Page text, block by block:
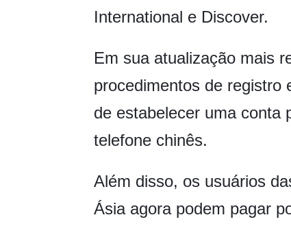
International e Discover.
Em sua atualização mais
procedimentos de registro
de estabelecer uma conta
telefone chinês.
Além disso, os usuários
Ásia agora podem pagar